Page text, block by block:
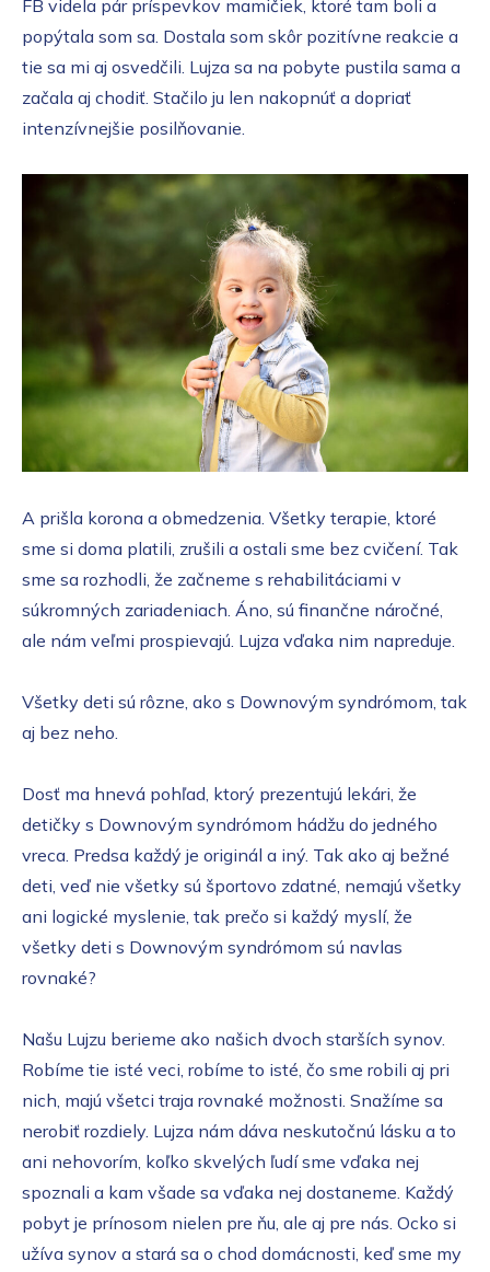
FB videla pár príspevkov mamičiek, ktoré tam boli a
popýtala som sa. Dostala som skôr pozitívne reakcie a
tie sa mi aj osvedčili. Lujza sa na pobyte pustila sama a
začala aj chodiť. Stačilo ju len nakopnúť a dopriať
intenzívnejšie posilňovanie.
A prišla korona a obmedzenia. Všetky terapie, ktoré
sme si doma platili, zrušili a ostali sme bez cvičení. Tak
sme sa rozhodli, že začneme s rehabilitáciami v
súkromných zariadeniach. Áno, sú finančne náročné,
ale nám veľmi prospievajú. Lujza vďaka nim napreduje.
Všetky deti sú rôzne, ako s Downovým syndrómom, tak
aj bez neho.
Dosť ma hnevá pohľad, ktorý prezentujú lekári, že
detičky s Downovým syndrómom hádžu do jedného
vreca. Predsa každý je originál a iný. Tak ako aj bežné
deti, veď nie všetky sú športovo zdatné, nemajú všetky
ani logické myslenie, tak prečo si každý myslí, že
všetky deti s Downovým syndrómom sú navlas
rovnaké?
Našu Lujzu berieme ako našich dvoch starších synov.
Robíme tie isté veci, robíme to isté, čo sme robili aj pri
nich, majú všetci traja rovnaké možnosti. Snažíme sa
nerobiť rozdiely. Lujza nám dáva neskutočnú lásku a to
ani nehovorím, koľko skvelých ľudí sme vďaka nej
spoznali a kam všade sa vďaka nej dostaneme. Každý
pobyt je prínosom nielen pre ňu, ale aj pre nás. Ocko si
užíva synov a stará sa o chod domácnosti, keď sme my